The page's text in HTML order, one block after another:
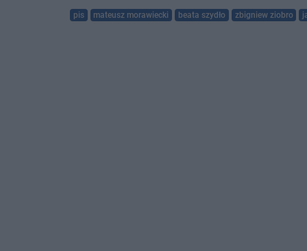
pis mateusz morawiecki beata szydło zbigniew ziobro